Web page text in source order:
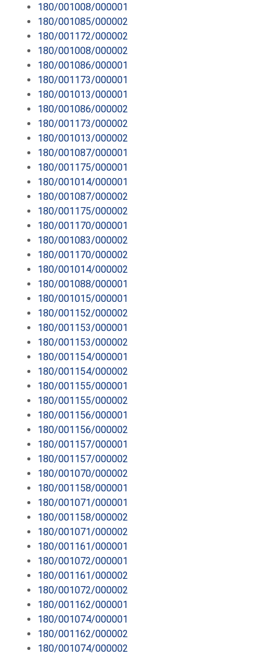
180/001008/000001
180/001085/000002
180/001172/000002
180/001008/000002
180/001086/000001
180/001173/000001
180/001013/000001
180/001086/000002
180/001173/000002
180/001013/000002
180/001087/000001
180/001175/000001
180/001014/000001
180/001087/000002
180/001175/000002
180/001170/000001
180/001083/000002
180/001170/000002
180/001014/000002
180/001088/000001
180/001015/000001
180/001152/000002
180/001153/000001
180/001153/000002
180/001154/000001
180/001154/000002
180/001155/000001
180/001155/000002
180/001156/000001
180/001156/000002
180/001157/000001
180/001157/000002
180/001070/000002
180/001158/000001
180/001071/000001
180/001158/000002
180/001071/000002
180/001161/000001
180/001072/000001
180/001161/000002
180/001072/000002
180/001162/000001
180/001074/000001
180/001162/000002
180/001074/000002